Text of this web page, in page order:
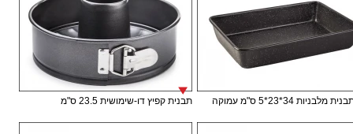
תבנית קפיץ דו-שימושית 23.5 ס"מ